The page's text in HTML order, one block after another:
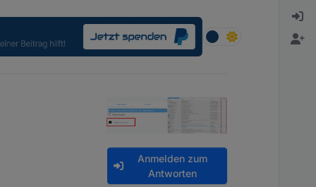
Anmelden zum
Antworten